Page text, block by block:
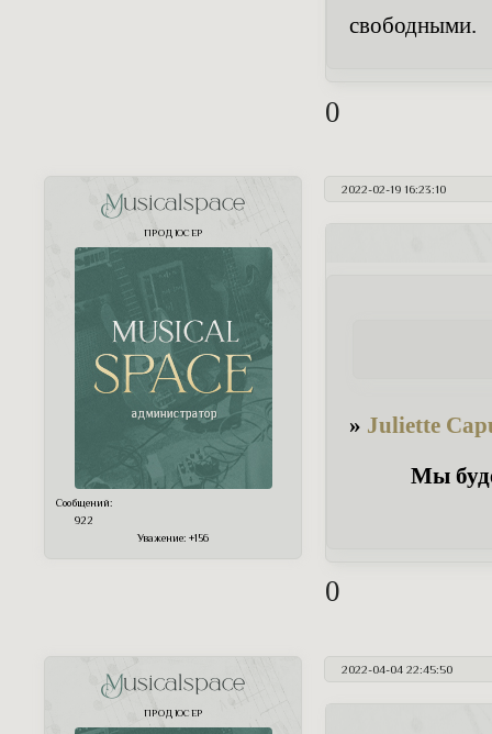
свободными.
0
2022-02-19 16:23:10
Musicalspace
ПРОДЮСЕР
Сообщений:
922
Уважение: +156
» Juliette
Мы
0
2022-04-04 22:45:50
Musicalspace
ПРОДЮСЕР